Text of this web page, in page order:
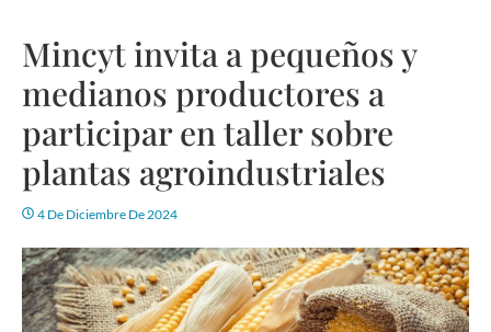
Mincyt invita a pequeños y
medianos productores a
participar en taller sobre
plantas agroindustriales
4 De Diciembre De 2024